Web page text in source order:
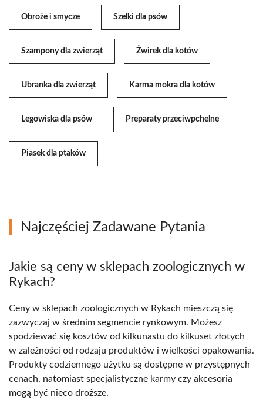
Obroże i smycze Szelki dla psów
Szampony dla zwierząt Żwirek dla kotów
Ubranka dla zwierząt Karma mokra dla kotów
Legowiska dla psów Preparaty przeciwpchelne
Piasek dla ptaków
Najczęściej Zadawane Pytania
Jakie są ceny w sklepach zoologicznych w
Rykach?
Ceny w sklepach zoologicznych w Rykach mieszczą się
zazwyczaj w średnim segmencie rynkowym. Możesz
spodziewać się kosztów od kilkunastu do kilkuset złotych
w zależności od rodzaju produktów i wielkości opakowania.
Produkty codziennego użytku są dostępne w przystępnych
cenach, natomiast specjalistyczne karmy czy akcesoria
mogą być nieco droższe.